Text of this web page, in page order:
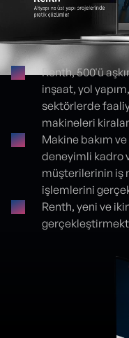
Proje detayları
Renth, 500'ü
inşaat, yol
sektörlerde
makineleri
Makine bakım
deneyimli kadro
müşterilerinin iş
işlemlerini
Renth, yeni ve